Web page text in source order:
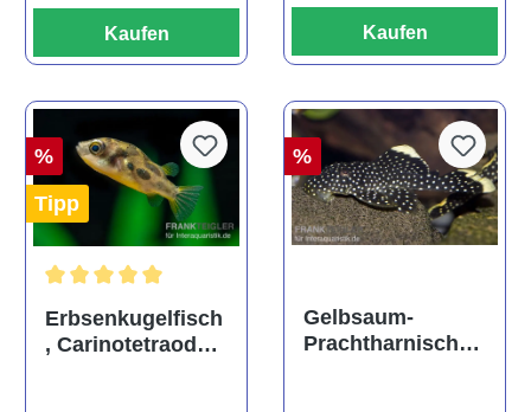
Kaufen Kaufen
%
Tipp
Durchschnittliche Bewertung von 5 von 5 Sternen
Erbsenkugelfisch
, Carinotetraodon
%
Gelbsaum-
Prachtharnischw